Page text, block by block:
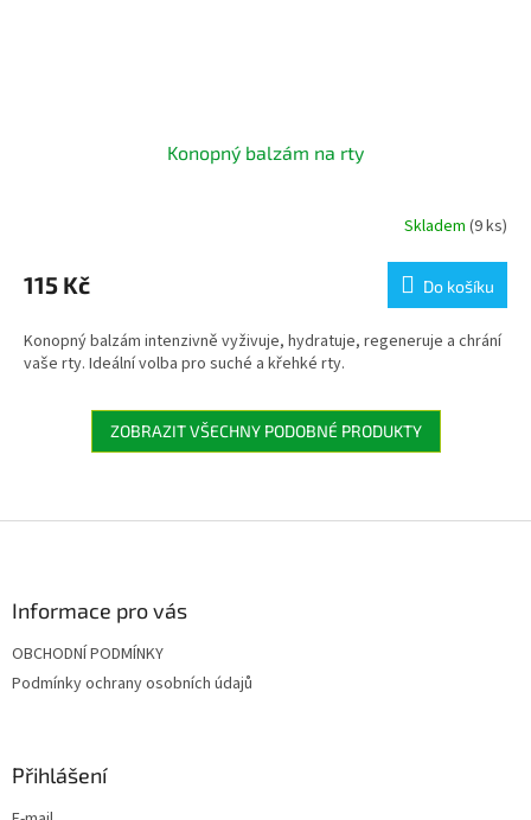
Konopný balzám na rty
Skladem (9 ks)
115 Kč Do košíku
Konopný balzám intenzivně vyživuje, hydratuje, regeneruje a chrání
vaše rty. Ideální volba pro suché a křehké rty.
ZOBRAZIT VŠECHNY PODOBNÉ PRODUKTY
Informace pro vás
OBCHODNÍ PODMÍNKY
Podmínky ochrany osobních údajů
Přihlášení